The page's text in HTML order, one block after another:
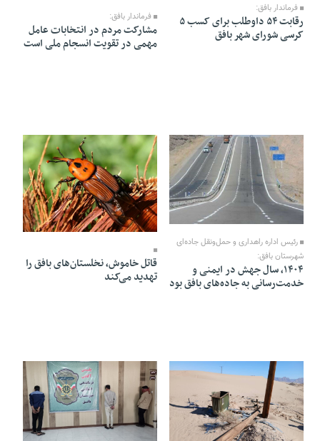
فرماندار بافق:
رقابت ۵۴ داوطلب برای کسب ۵
کرسی شورای شهر بافق
فرماندار بافق:
مشارکت مردم در انتخابات عامل
مهمی در تقویت انسجام ملی است
رئیس اداره راهداری و حمل‌ونقل جاده‌ای
شهرستان بافق:
۱۴۰۴، سال جهش در ایمنی و
خدمت‌رسانی به جاده‌های بافق بود
06 Esfand 1404 - 18:18
قاتل خاموش، نخلستان‌های بافق را
تهدید می‌کند